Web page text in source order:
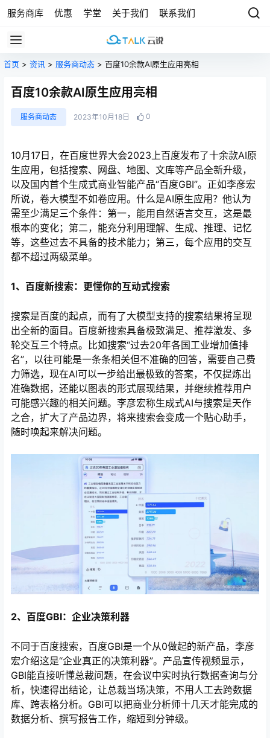
服务商库 优惠 学堂 关于我们 联系我们
首页 > 资讯 > 服务商动态 > 百度10余款AI原生应用亮相
百度10余款AI原生应用亮相
服务商动态 2023年10月18日 0
10月17日，在百度世界大会2023上百度发布了十余款AI原
生应用，包括搜索、网盘、地图、文库等产品全新升级，
以及国内首个生成式商业智能产品“百度GBI”。正如李彦宏
所说，卷大模型不如卷应用。什么是AI原生应用？他认为
需至少满足三个条件：第一，能用自然语言交互，这是最
根本的变化；第二，能充分利用理解、生成、推理、记忆
等，这些过去不具备的技术能力；第三，每个应用的交互
都不超过两级菜单。
1、百度新搜索：更懂你的互动式搜索
搜索是百度的起点，而有了大模型支持的搜索结果将呈现
出全新的面目。百度新搜索具备极致满足、推荐激发、多
轮交互三个特点。比如搜索“过去20年各国工业增加值排
名”，以往可能是一条条相关但不准确的回答，需要自己费
力筛选，现在AI可以一步给出最极致的答案，不仅提炼出
准确数据，还能以图表的形式展现结果，并继续推荐用户
可能感兴趣的相关问题。李彦宏称生成式AI与搜索是天作
之合，扩大了产品边界，将来搜索会变成一个贴心助手，
随时唤起来解决问题。
2、百度GBI：企业决策利器
不同于百度搜索，百度GBI是一个从0做起的新产品，李彦
宏介绍这是“企业真正的决策利器”。产品宣传视频显示，
GBI能直接听懂总裁问题，在会议中实时执行数据查询与分
析，快速得出结论，让总裁当场决策，不用人工去跨数据
库、跨表格分析。GBI可以把商业分析师十几天才能完成的
数据分析、撰写报告工作，缩短到分钟级。